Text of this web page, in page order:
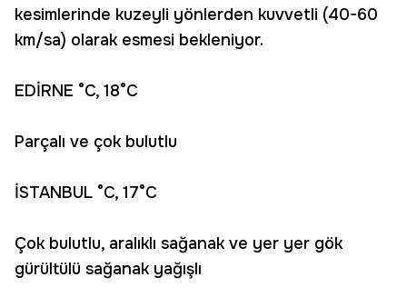
kesimlerinde kuzeyli yönlerden kuvvetli (40-60
km/sa) olarak esmesi bekleniyor.
EDİRNE °C, 18°C
Parçalı ve çok bulutlu
İSTANBUL °C, 17°C
Çok bulutlu, aralıklı sağanak ve yer yer gök
gürültülü sağanak yağışlı